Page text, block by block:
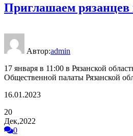
Приглашаем
Автор:admin
17 января в 11:00 в Рязанской
Общественной палаты Рязанской
16.01.2023
20
Дек,2022
0